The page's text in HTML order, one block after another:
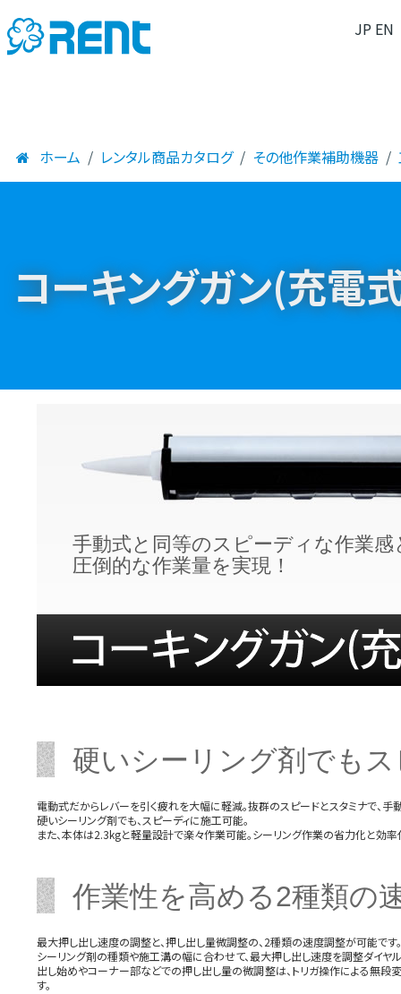
JP EN
ホーム レンタル商品カタログ その他作業補助機器
コーキングガン(充電
手動式と同等のスピーディな作業感
圧倒的な作業量を実現！
硬いシーリング剤でも
電動式だからレバーを引く疲れを大幅に軽減。抜群のスピードとスタミナで、
硬いシーリング剤でも、スピーディに施工可能。
また、本体は2.3kgと軽量設計で楽々作業可能。シーリング作業の省力化と効率
作業性を高める2種類の
最大押し出し速度の調整と、押し出し量微調整の、2種類の速度調整が可能です。
シーリング剤の種類や施工溝の幅に合わせて、最大押し出し速度を調整ダイヤ
出し始めやコーナー部などでの押し出し量の微調整は、トリガ操作による無段
す。